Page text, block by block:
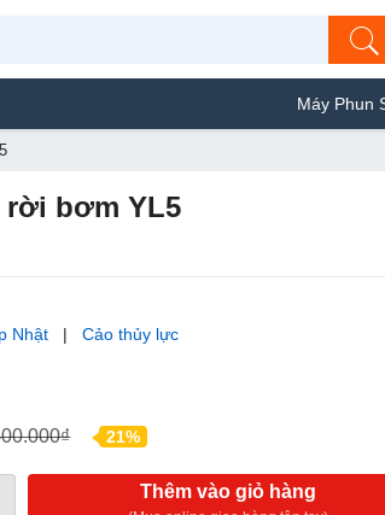
Máy Phun Sơn
bơm YL5
Nhật |Cảo thủy lực
21%
Thêm vào giỏ hàng